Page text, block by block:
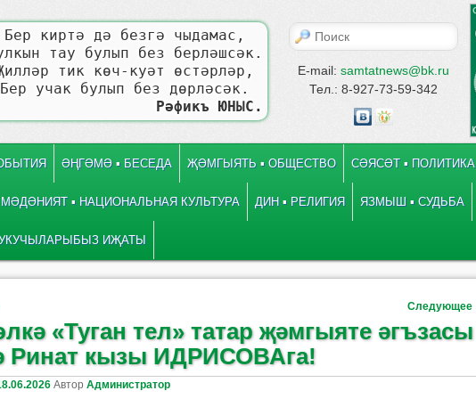
Бер киртә дә безгә чыдамас,
тау булып без берләшсәк.
тик көч-куәт өстәрләр,
Бер учак булып без дөрләсәк.
Рәфикъ ЮНЫС.
E-mail: samtatnews@bk.ru
Тел.: 8-927-73-59-342
ӘҢГӘМӘ ▪ БЕСЕДА ҖӘМГЫЯТЬ ▪ ОБЩЕСТВО СӘЯСӘТ ▪ ПОЛИТИКА
▪ НАЦИОНАЛЬНАЯ КУЛЬТУРА ДИН ▪ РЕЛИГИЯ ЯЗМЫШ ▪ СУДЬБА
ИҖАТЫ
Следующее
«Туган тел» татар җәмгыяте әгъзасы
Ринат кызы ИДРИСОВАга!
АвторАдминистратор